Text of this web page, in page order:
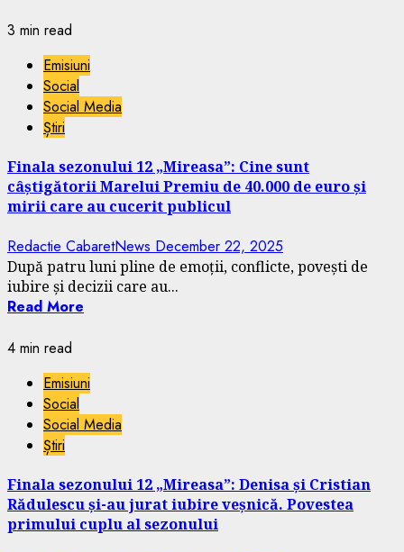
3 min read
Emisiuni
Social
Social Media
Știri
Finala sezonului 12 „Mireasa”: Cine sunt
câștigătorii Marelui Premiu de 40.000 de euro și
mirii care au cucerit publicul
Redactie CabaretNews December 22, 2025
După patru luni pline de emoții, conflicte, povești de
iubire și decizii care au...
Read More
4 min read
Emisiuni
Social
Social Media
Știri
Finala sezonului 12 „Mireasa”: Denisa și Cristian
Rădulescu și-au jurat iubire veșnică. Povestea
primului cuplu al sezonului